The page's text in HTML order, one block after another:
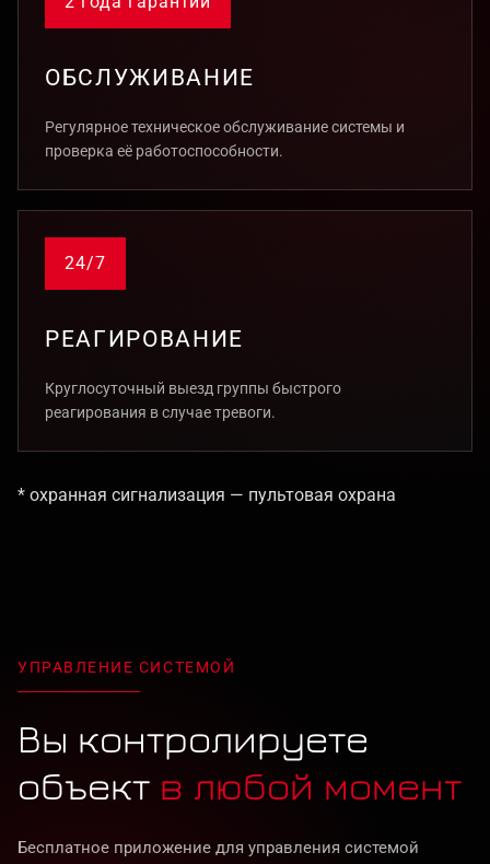
ОБСЛУЖИВАНИЕ
Регулярное техническое обслуживание системы и
проверка её работоспособности.
24/7
РЕАГИРОВАНИЕ
Круглосуточный выезд группы быстрого
реагирования в случае тревоги.
* охранная сигнализация — пультовая охрана
УПРАВЛЕНИЕ СИСТЕМОЙ
Вы контролируете
объект в любой момент
Бесплатное приложение для управления системой